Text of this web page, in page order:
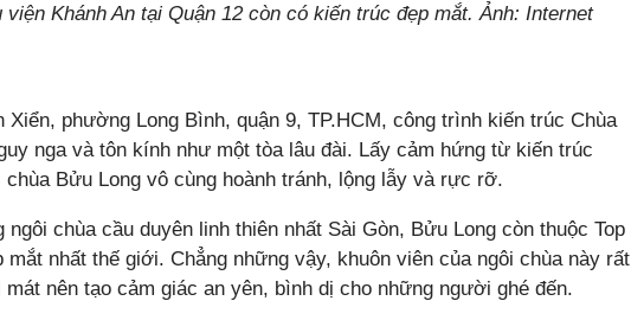
viện Khánh An tại Quận 12 còn có kiến trúc đẹp mắt. Ảnh: Internet
Xiển, phường Long Bình, quận 9, TP.HCM, công trình kiến trúc Chùa
nga và tôn kính như một tòa lâu đài. Lấy cảm hứng từ kiến trúc
chùa Bửu Long vô cùng hoành tránh, lộng lẫy và rực rỡ.
chùa cầu duyên linh thiên nhất Sài Gòn, Bửu Long còn thuộc Top
nhất thế giới. Chẳng những vậy, khuôn viên của ngôi chùa này rất
nên tạo cảm giác an yên, bình dị cho những người ghé đến.